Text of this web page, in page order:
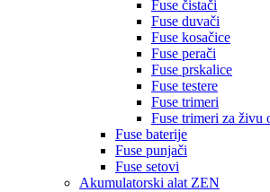
Fuse čistači
Fuse duvači
Fuse kosačice
Fuse perači
Fuse prskalice
Fuse testere
Fuse trimeri
Fuse trimeri za živu
Fuse baterije
Fuse punjači
Fuse setovi
Akumulatorski alat ZEN